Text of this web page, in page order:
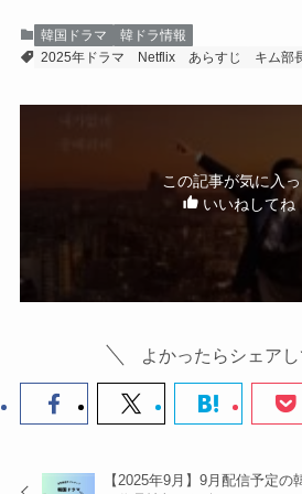
韓国ドラマ
韓ドラ情報
2025年ドラマ
Netflix あらすじ キム部
この記事が気に入
いいねしてね
よかったらシェアし
【2025年9月】9月配信予定